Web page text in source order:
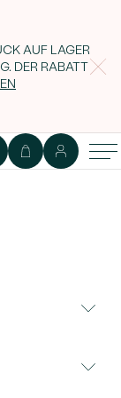
AUF LAGER
DER RABATT